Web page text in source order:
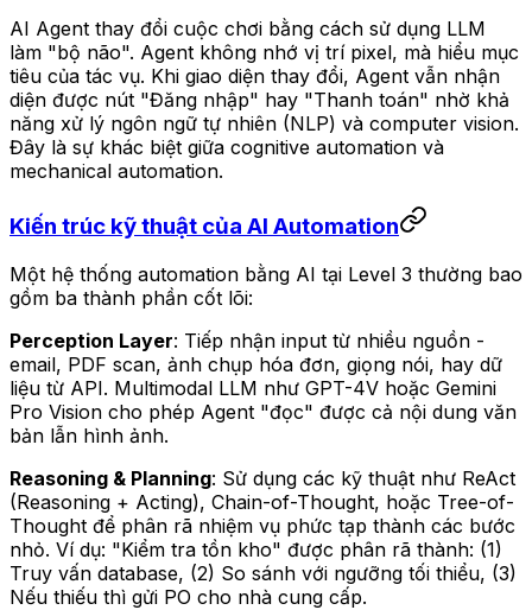
AI Agent thay đổi cuộc chơi bằng cách sử dụng LLM
làm "bộ não". Agent không nhớ vị trí pixel, mà hiểu mục
tiêu của tác vụ. Khi giao diện thay đổi, Agent vẫn nhận
diện được nút "Đăng nhập" hay "Thanh toán" nhờ khả
năng xử lý ngôn ngữ tự nhiên (NLP) và computer vision.
Đây là sự khác biệt giữa cognitive automation và
mechanical automation.
Kiến trúc kỹ thuật của AI Automation
Một hệ thống automation bằng AI tại Level 3 thường bao
gồm ba thành phần cốt lõi:
Perception Layer: Tiếp nhận input từ nhiều nguồn -
email, PDF scan, ảnh chụp hóa đơn, giọng nói, hay dữ
liệu từ API. Multimodal LLM như GPT-4V hoặc Gemini
Pro Vision cho phép Agent "đọc" được cả nội dung văn
bản lẫn hình ảnh.
Reasoning & Planning: Sử dụng các kỹ thuật như ReAct
(Reasoning + Acting), Chain-of-Thought, hoặc Tree-of-
Thought để phân rã nhiệm vụ phức tạp thành các bước
nhỏ. Ví dụ: "Kiểm tra tồn kho" được phân rã thành: (1)
Truy vấn database, (2) So sánh với ngưỡng tối thiểu, (3)
Nếu thiếu thì gửi PO cho nhà cung cấp.